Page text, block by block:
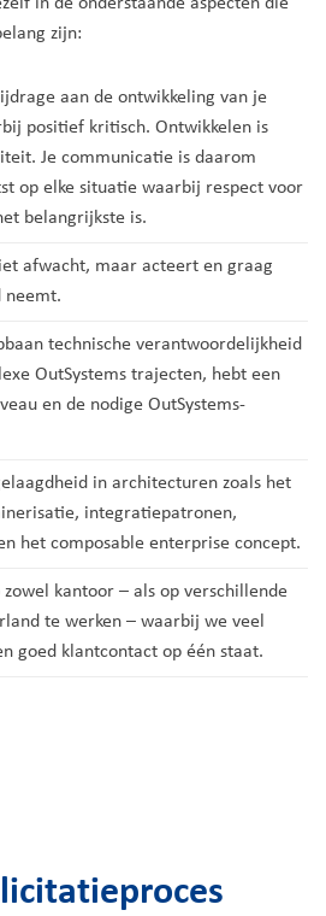
zijn:
aan de ontwikkeling van je
positief kritisch. Ontwikkelen is
Je communicatie is daarom
op elke situatie waarbij respect voor
belangrijkste is.
afwacht, maar acteert en graag
neemt.
technische verantwoordelijkheid
OutSystems trajecten, hebt een
en de nodige OutSystems-
in architecturen zoals het
integratiepatronen,
het composable enterprise concept.
kantoor – als op verschillende
te werken – waarbij we veel
goed klantcontact op één staat.